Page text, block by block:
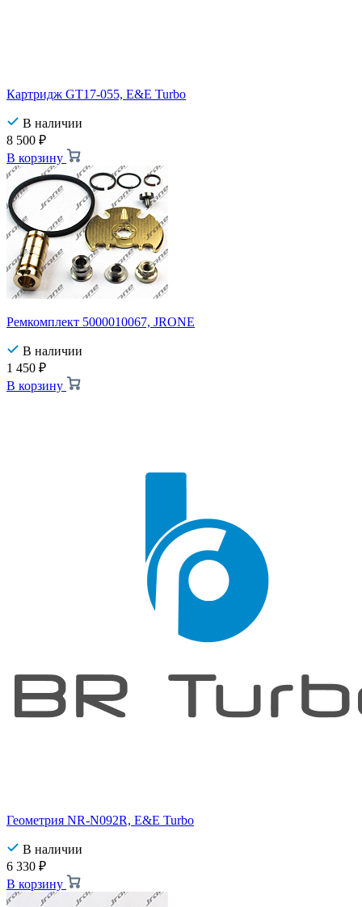
Картридж GT17-055, E&E Turbo
В наличии
8 500 ₽
В корзину
Ремкомплект 5000010067, JRONE
В наличии
1 450 ₽
В корзину
Геометрия NR-N092R, E&E Turbo
В наличии
6 330 ₽
В корзину